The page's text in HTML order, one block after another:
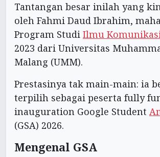
Tantangan besar inilah yang
oleh Fahmi Daud Ibrahim,
Program Studi Ilmu
2023 dari Universitas
Malang (UMM).
Prestasinya tak main-main: ia
terpilih sebagai peserta fully
inauguration Google Student
(GSA) 2026.
Mengenal GSA